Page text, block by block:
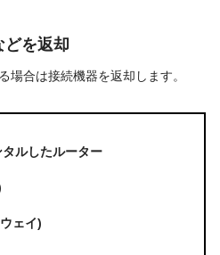
どを返却
場合は接続機器を返却します。
ルしたルーター
ェイ)